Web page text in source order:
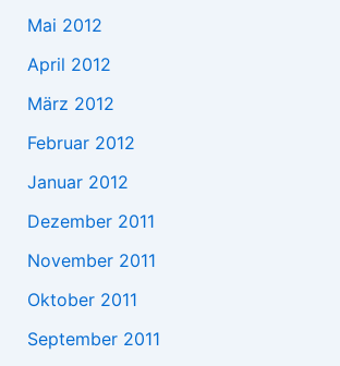
Mai 2012
April 2012
März 2012
Februar 2012
Januar 2012
Dezember 2011
November 2011
Oktober 2011
September 2011